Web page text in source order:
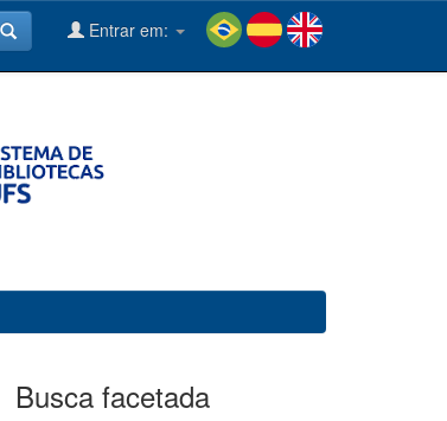
Entrar em:
Busca facetada